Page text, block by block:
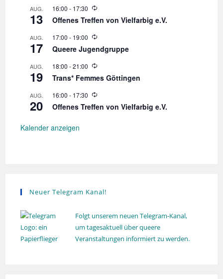
e
r
o
u
g
AUG.
13
16:00 - 17:30
W
e
e
r
o
u
g
Offenes Treffen von Vielfarbig e.V.
AUG.
17
17:00 - 19:00
W
e
e
r
o
u
Queere Jugendgruppe
AUG.
19
18:00 -21:00
W
e
e
r
Trans* Femmes Göttingen
AUG.
20
16:00 - 17:30
W
e
Offenes Treffen von Vielfarbig e.V.
Kalender anzeigen
Neuer Telegram Kanal!
Folgt unserem neuen Telegram-Kanal,
um tagesaktuell über queere
Veranstaltungen informiert zu werden.